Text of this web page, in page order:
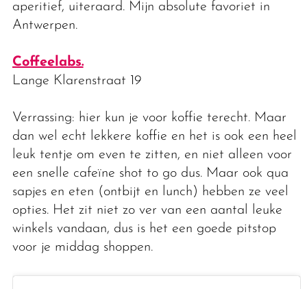
aperitief, uiteraard. Mijn absolute favoriet in
Antwerpen.
Coffeelabs.
Lange Klarenstraat 19
Verrassing: hier kun je voor koffie terecht. Maar
dan wel echt lekkere koffie en het is ook een heel
leuk tentje om even te zitten, en niet alleen voor
een snelle cafeïne shot to go dus. Maar ook qua
sapjes en eten (ontbijt en lunch) hebben ze veel
opties. Het zit niet zo ver van een aantal leuke
winkels vandaan, dus is het een goede pitstop
voor je middag shoppen.